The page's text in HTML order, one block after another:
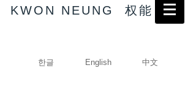
KWON NEUNG 权能
한글 English 中文